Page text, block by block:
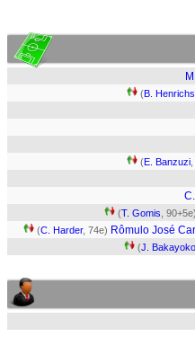
(B. Henrichs
(E. Banzuzi
(T. Gomis , 90+5e)
(C. Harder, 74e) Rômulo José
(J. Bakayoko